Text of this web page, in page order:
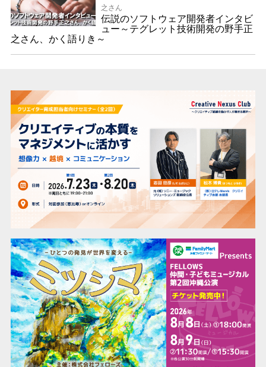
之さん
伝説のソフトウェア開発者インタビ
ュー～テグレット技術開発の野手正
之さん、かく語りき～